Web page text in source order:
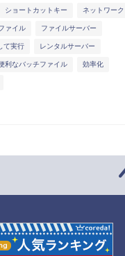
ショートカットキー ネットワーク
ァイル ファイルサーバー
て実行 レンタルサーバー
利なバッチファイル 効率化